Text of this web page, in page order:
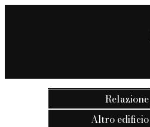
Relazione
Altro edificio